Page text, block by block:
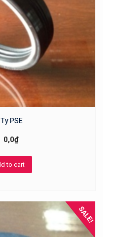
PSE
0,0₫
to cart
SALE!